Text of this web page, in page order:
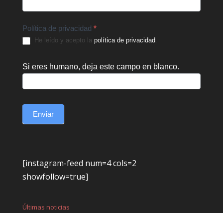
Política de privacidad *
He leído y acepto la política de privacidad.
Si eres humano, deja este campo en blanco.
Enviar
[instagram-feed num=4 cols=2
showfollow=true]
Últimas noticias